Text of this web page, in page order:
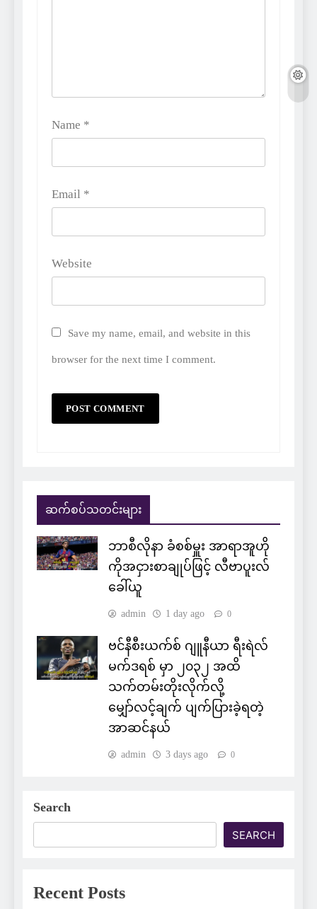
Name *
Email *
Website
Save my name, email, and website in this
browser for the next time I comment.
ဆက်စပ်သတင်းများ
ဘာစီလိုနာ ခံစစ်မှူး အာရာအူဟို
ကိုအငှားစာချုပ်ဖြင့် လီဗာပူးလ်
ခေါ်ယူ
admin 1 day ago 0
ဗင်နီစီးယက်စ် ဂျူနီယာ ရီးရဲလ်
မက်ဒရစ် မှာ ၂၀၃၂ အထိ
သက်တမ်းတိုးလိုက်လို့
မျှော်လင့်ချက် ပျက်ပြားခဲ့ရတဲ့
အာဆင်နယ်
admin 3 days ago 0
Search
SEARCH
Recent Posts